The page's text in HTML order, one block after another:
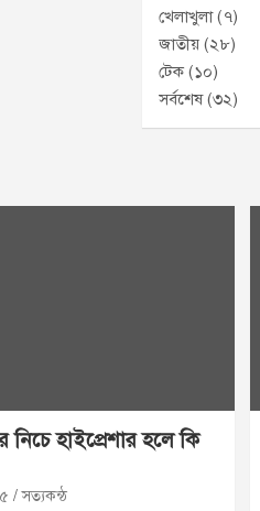
খেলাখুলা(৭)
জাতীয় (২৮)
টেক(১০)
সর্বশেষ(৩২)
হাইপ্রেশার হলে কি
সত্যকন্ঠ